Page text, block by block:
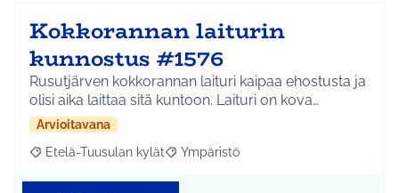
Kokkorannan laiturin
kunnostus #1576
Rusutjärven kokkorannan laituri kaipaa ehostusta ja
olisi aika laittaa sitä kuntoon. Laituri on kova…
Arvioitavana
Rajaa tulokset aihepiirin mukaan: Etelä-Tuusulan kylät
Etelä-Tuusulan kylät Rajaa tulokset teeman mukaan:
Ympäristö